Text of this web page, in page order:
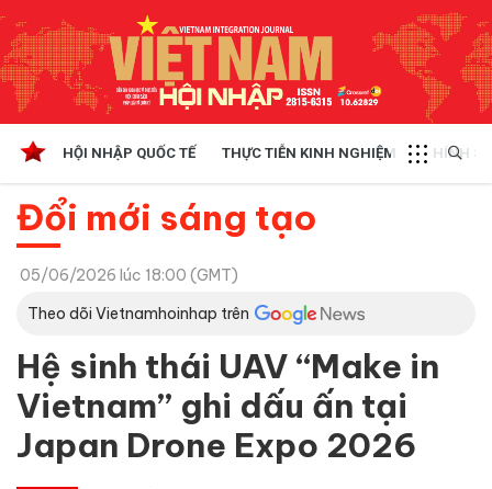
HỘI NHẬP QUỐC TẾ THỰC TIỄN KINH NGHIỆM CHÍNH
Đổi mới sáng tạo
05/06/2026 lúc 18:00 (GMT)
Theo dõi Vietnamhoinhap trên
Hệ sinh thái UAV “Make in
Vietnam” ghi dấu ấn tại
Japan Drone Expo 2026